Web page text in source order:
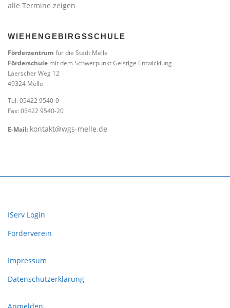
alle Termine zeigen
WIEHENGEBIRGSSCHULE
Förderzentrum für die Stadt Melle
Förderschule mit dem Schwerpunkt Geistige Entwicklung
Laerscher Weg 12
49324 Melle
Tel: 05422 9540-0
Fax: 05422 9540-20
E-Mail: kontakt@wgs-melle.de
IServ Login
Förderverein
Impressum
Datenschutzerklärung